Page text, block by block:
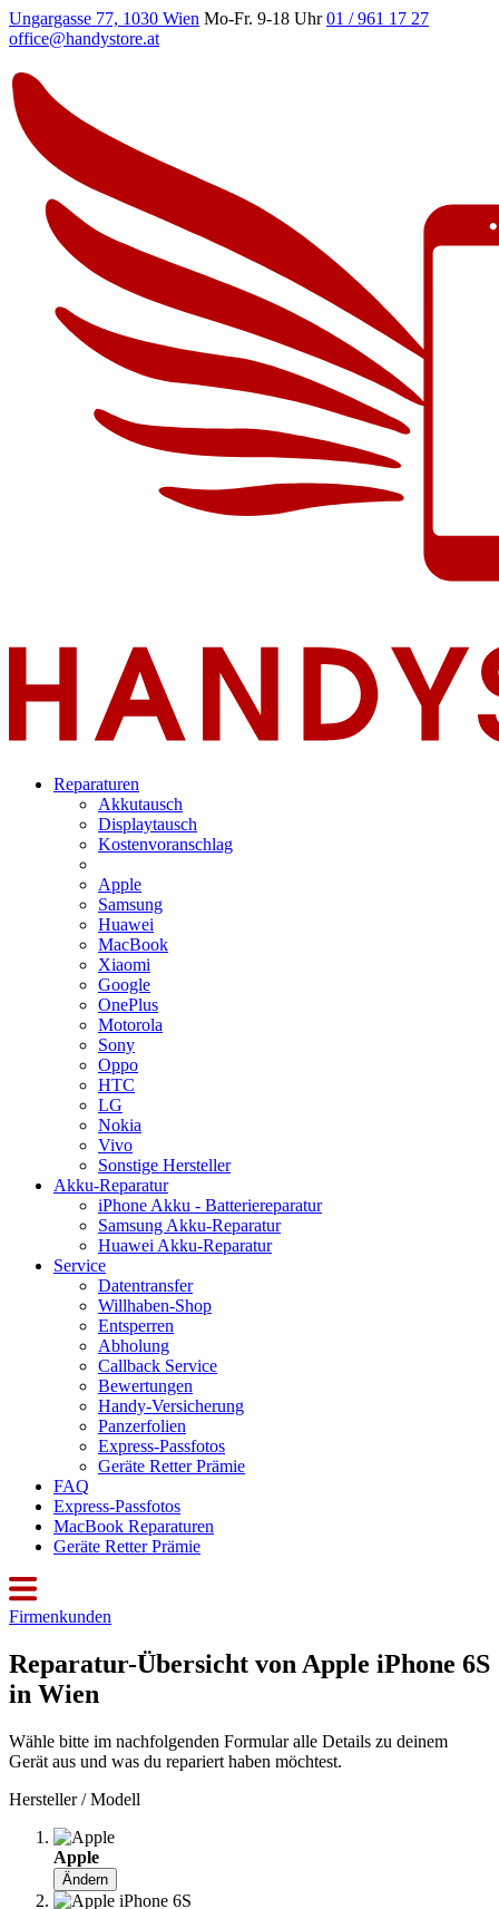
Ungargasse 77, 1030 Wien Mo-Fr. 9-18 Uhr 01 / 961 17 27
office@handystore.at
Reparaturen
Akkutausch
Displaytausch
Kostenvoranschlag
Apple
Samsung
Huawei
MacBook
Xiaomi
Google
OnePlus
Motorola
Sony
Oppo
HTC
LG
Nokia
Vivo
Sonstige Hersteller
Akku-Reparatur
iPhone Akku - Batteriereparatur
Samsung Akku-Reparatur
Huawei Akku-Reparatur
Service
Datentransfer
Willhaben-Shop
Entsperren
Abholung
Callback Service
Bewertungen
Handy-Versicherung
Panzerfolien
Express-Passfotos
Geräte Retter Prämie
FAQ
Express-Passfotos
MacBook Reparaturen
Geräte Retter Prämie
Firmenkunden
Reparatur-Übersicht von Apple iPhone 6S
in Wien
Wähle bitte im nachfolgenden Formular alle Details zu deinem
Gerät aus und was du repariert haben möchtest.
Hersteller / Modell
Apple
Ändern